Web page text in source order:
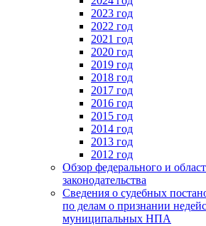
2023 год
2022 год
2021 год
2020 год
2019 год
2018 год
2017 год
2016 год
2015 год
2014 год
2013 год
2012 год
Обзор федерального и
законодательства
Сведения о судебных
по делам о признании
муниципальных НПА